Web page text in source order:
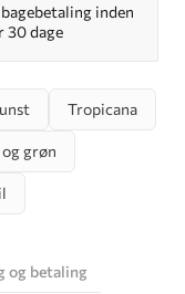
inden
30 dage
Tropicana
grøn
og betaling